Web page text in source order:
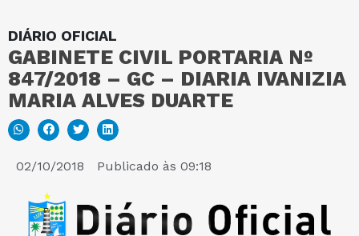
DIÁRIO OFICIAL
GABINETE CIVIL PORTARIA Nº
847/2018 – GC – DIARIA IVANIZIA
MARIA ALVES DUARTE
02/10/2018 Publicado às 09:18
MAPA DO SITE
PORTAL DA TRANSPARÊNCIA
E-SIC
PERGUNTAS FREQUENTES